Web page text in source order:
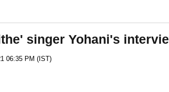
singer Yohani's
06:35 PM (IST)